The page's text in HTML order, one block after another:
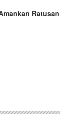
Ratusan